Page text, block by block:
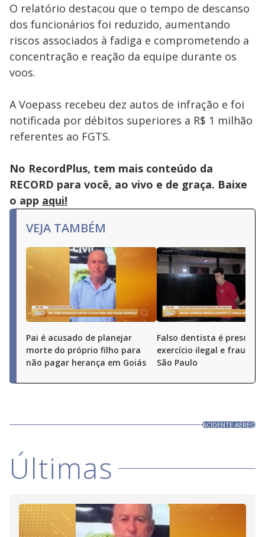
O relatório destacou que o tempo de descanso
dos funcionários foi reduzido, aumentando
riscos associados à fadiga e comprometendo a
concentração e reação da equipe durante os
voos.
A Voepass recebeu dez autos de infração e foi
notificada por débitos superiores a R$ 1 milhão
referentes ao FGTS.
No RecordPlus, tem mais conteúdo da
RECORD para você, ao vivo e de graça. Baixe
o app aqui!
VEJA TAMBÉM
Pai é acusado de planejar
morte do próprio filho para
não pagar herança em Goiás
Falso dentista é preso por
exercício ilegal e fraude
São Paulo
ACIDENTE AÉREO
Últimas